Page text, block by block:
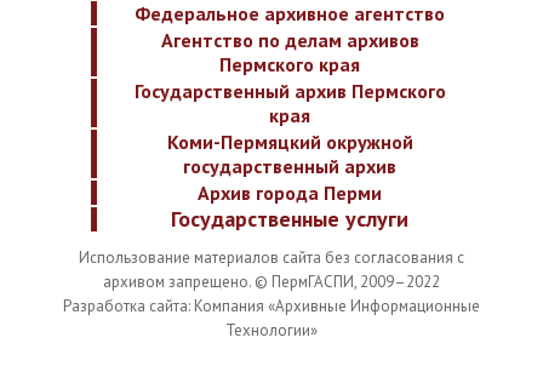
Федеральное архивное агентство
Агентство по делам архивов
Пермского края
Государственный архив Пермского
края
Коми-Пермяцкий окружной
государственный архив
Архив города Перми
Государственные услуги
Использование материалов сайта без согласования с
архивом запрещено. © ПермГАСПИ, 2009–2022
Разработка сайта: Компания «Архивные Информационные
Технологии»